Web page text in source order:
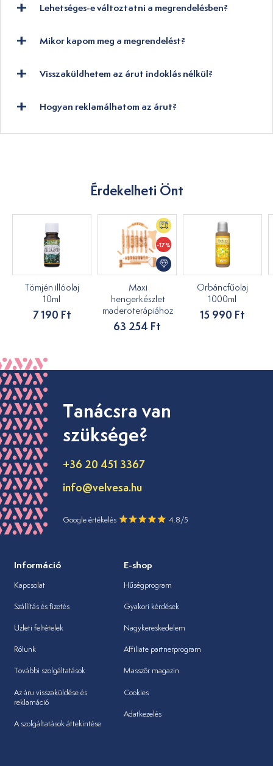
Lehetséges-e változtatni a megrendelésben?
Mikor kapom meg a megrendelést?
Visszaküldhetem az árut indoklás nélkül?
Hogyan reklamálhatom az árut?
Érdekelheti Önt
Tömjén illóolaj
10ml
7 190 Ft
-17%
Maxi
hengerkészlet
maderoterápiához
63 254 Ft
Orbáncfűolaj
1000ml
15 990 Ft
Tanácsra van
szüksége?
+36 20 451 3367
info@velvesa.hu
Google értékelés 4.8/5
Információ
Kapcsolat
Szállítás és fizetés
Üzleti feltételek
Rólunk
További szolgáltatások
Az áru visszaküldése és
reklamáció
A szolgáltatások áttekintése
E-shop
Hűségprogram
Gyakori kérdések
Nagykereskedelem
Affiliate partnerprogram
Masszőr magazin
Cookies
Adatkezelés